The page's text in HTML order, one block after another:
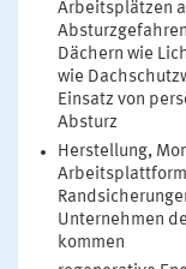
Arbeitsplätzen
Dächern wie
wie
Einsatz von
Absturz
Herstellung,
Unternehmen
kommen